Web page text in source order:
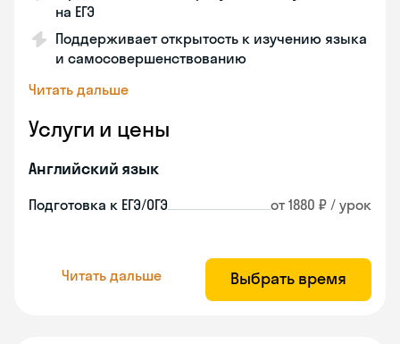
на ЕГЭ
Поддерживает открытость к изучению языка
и самосовершенствованию
Читать дальше
Услуги и цены
Английский язык
Подготовка к ЕГЭ/ОГЭ от 1880 ₽ / урок
Читать дальше Выбрать время